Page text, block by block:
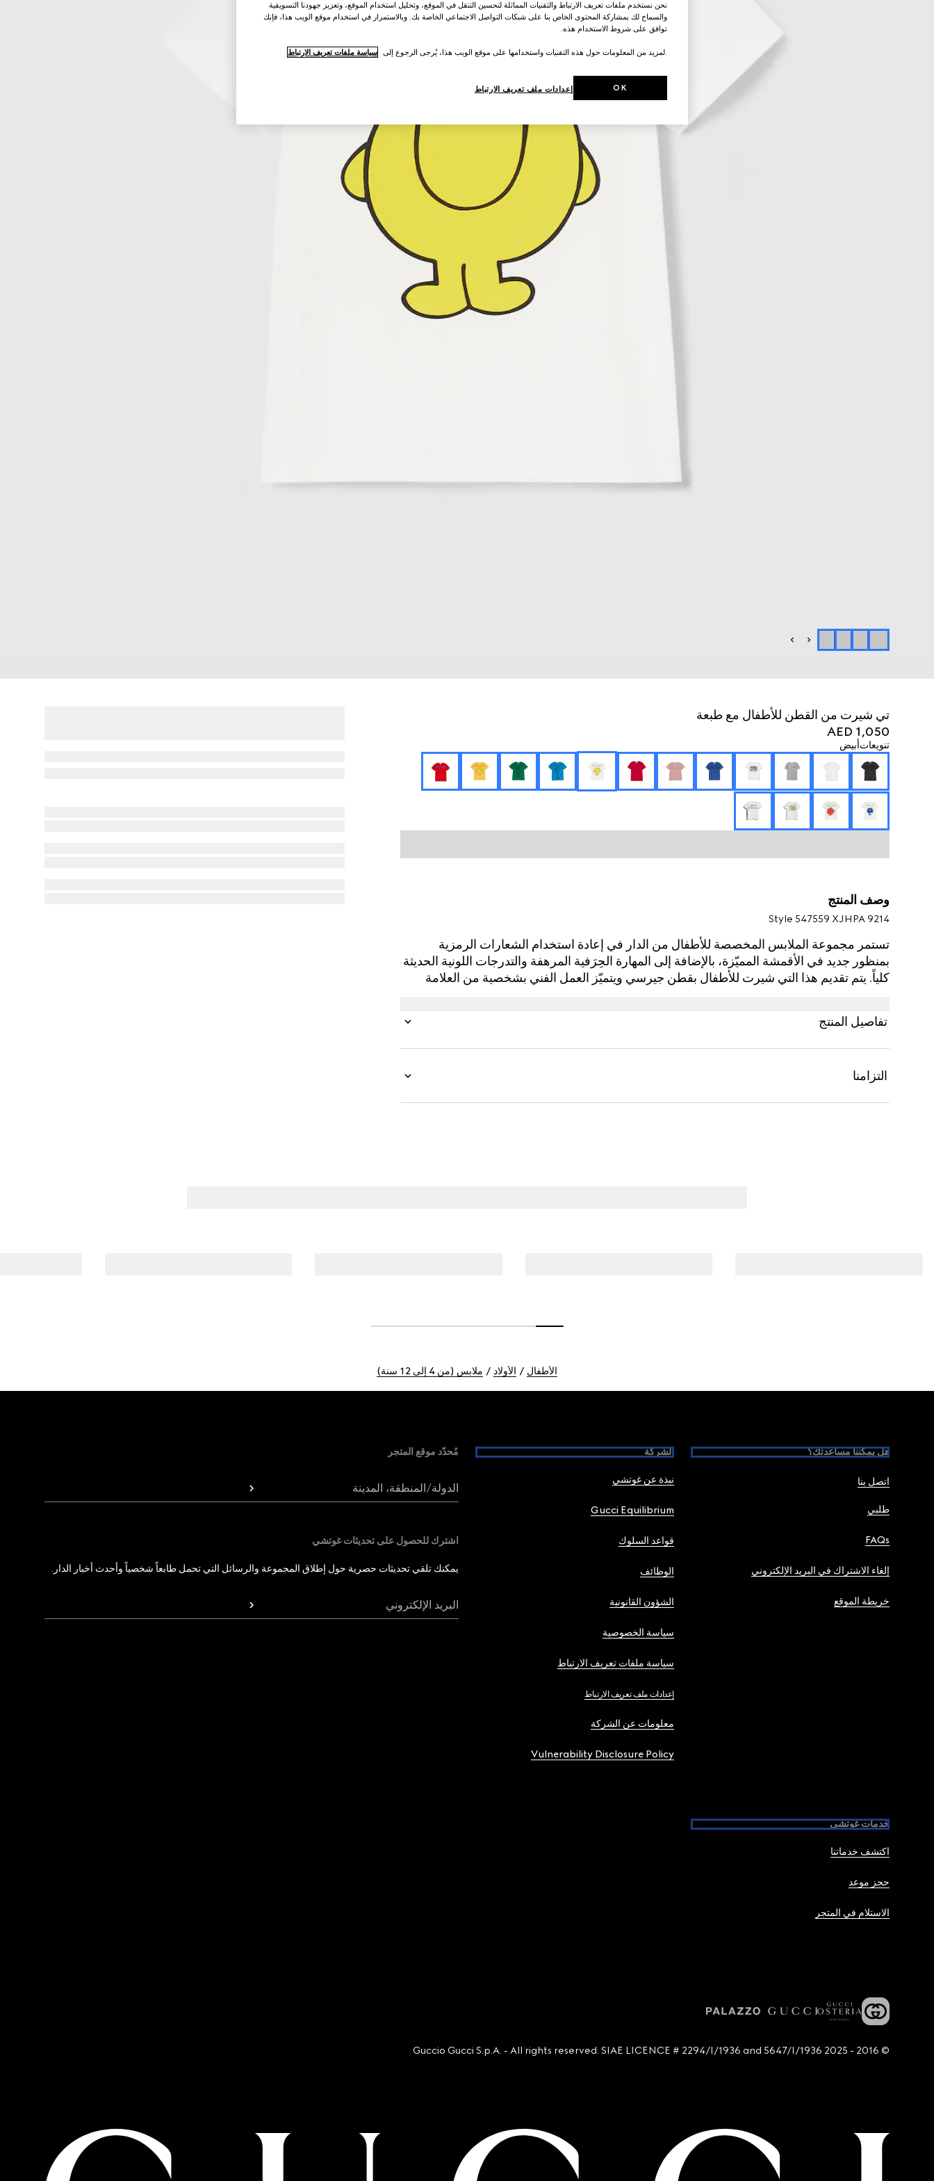
تي شيرت من القطن للأطفال مع طبعة
AED 1,050
تنويعاتأبيض
وصف المنتج
Style ‎547559 XJHPA 9214
تستمر مجموعة الملابس المخصصة للأطفال من الدار في إعادة استخدام الشعارات الرمزية
بمنظور جديد في الأقمشة المميّزة، بالإضافة إلى المهارة الحِرَفية المرهفة والتدرجات اللونية الحديثة
كلياً. يتم تقديم هذا التي شيرت للأطفال بقطن جيرسي ويتميّز العمل الفني بشخصية من العلامة
تفاصيل المنتج
التزامنا
الأطفال الأولاد ملابس (من 4 إلى 12 سنة)
هل يمكننا مساعدتك؟
اتصل بنا
طلبي
FAQs
إلغاء الاشتراك في البريد الإلكتروني
خريطة الموقع
الشركة
نبذة عن غوتشي
Gucci Equilibrium
قواعد السلوك
الوظائف
الشؤون القانونية
سياسة الخصوصية
سياسة ملفات تعريف الارتباط
إعدادات ملف تعريف الارتباط
معلومات عن الشركة
Vulnerability Disclosure Policy
خدمات غوتشي
اكتشف خدماتنا
حجز موعد
الاستلام في المتجر
مُحدّد موقع المتجر
الدولة/المنطقة، المدينة
اشترك للحصول على تحديثات غوتشي
يمكنك تلقي تحديثات حصرية حول إطلاق المجموعة والرسائل التي تحمل طابعاً شخصياً وأحدث أخبار الدار.
البريد الإلكتروني
© 2016 - 2025 Guccio Gucci S.p.A. - All rights reserved. SIAE LICENCE # 2294/I/1936 and 5647/I/1936
نحن نستخدم ملفات تعريف الارتباط والتقنيات المماثلة لتحسين التنقل في الموقع، وتحليل استخدام الموقع، وتعزيز جهودنا التسويقية
والسماح لك بمشاركة المحتوى الخاص بنا على شبكات التواصل الاجتماعي الخاصة بك. وبالاستمرار في استخدام موقع الويب هذا، فإنك
توافق على شروط الاستخدام هذه.
.لمزيد من المعلومات حول هذه التقنيات واستخدامها على موقع الويب هذا، يُرجى الرجوع إلى سياسة ملفات تعريف الارتباط
إعدادات ملف تعريف الارتباط OK